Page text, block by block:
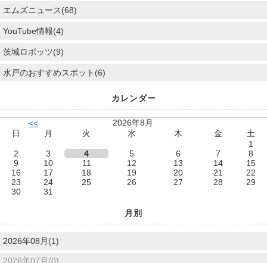
エムズニュース(68)
YouTube情報(4)
茨城ロボッツ(9)
水戸のおすすめスポット(6)
カレンダー
<<
2026年8月
日
月 火 水 木 金
土
1
2
3 4 5 6 7
8
9
10 11 12 13 14
15
16
17 18 19 20 21
22
23
24 25 26 27 28
29
30
31
月別
2026年08月(1)
2026年07月(0)